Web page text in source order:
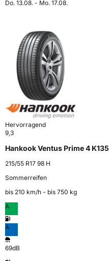
Do. 13.08. - Mo. 17.08.
Hervorragend
9,3
Hankook Ventus Prime 4 K135
215/55 R17 98 H
Sommerreifen
bis 210 km⁠/⁠h - bis 750 kg
A
A
69dB